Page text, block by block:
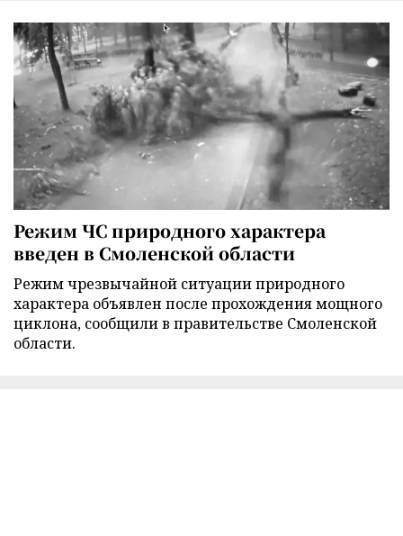
Режим ЧС природного характера
введен в Смоленской области
Режим чрезвычайной ситуации природного
характера объявлен после прохождения мощного
циклона, сообщили в правительстве Смоленской
области.